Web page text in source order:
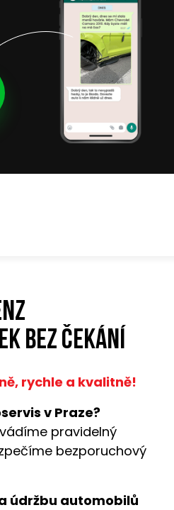
bez čekání
rychle a kvalitně!
v Praze?
pravidelný
bezporuchový
údržbu automobilů